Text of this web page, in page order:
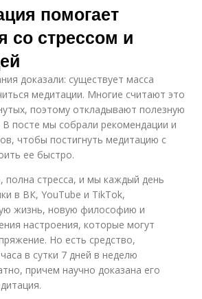
помогает
со стрессом и
доказали: существует масса
медитации. Многие считают это
поэтому откладывают полезную
В посте мы собрали рекомендации и
чтобы постигнуть медитацию с
ее быстро.
полна стресса, и мы каждый день
в ВК, YouTube и TikTok,
жизнь, новую философию и
настроения, которые могут
Но есть средство,
в сутки 7 дней в неделю
причем научно доказана его